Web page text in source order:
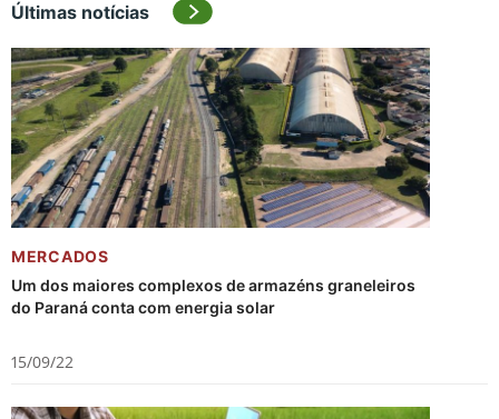
Últimas notícias
MERCADOS
Um dos maiores complexos de armazéns graneleiros
do Paraná conta com energia solar
15/09/22